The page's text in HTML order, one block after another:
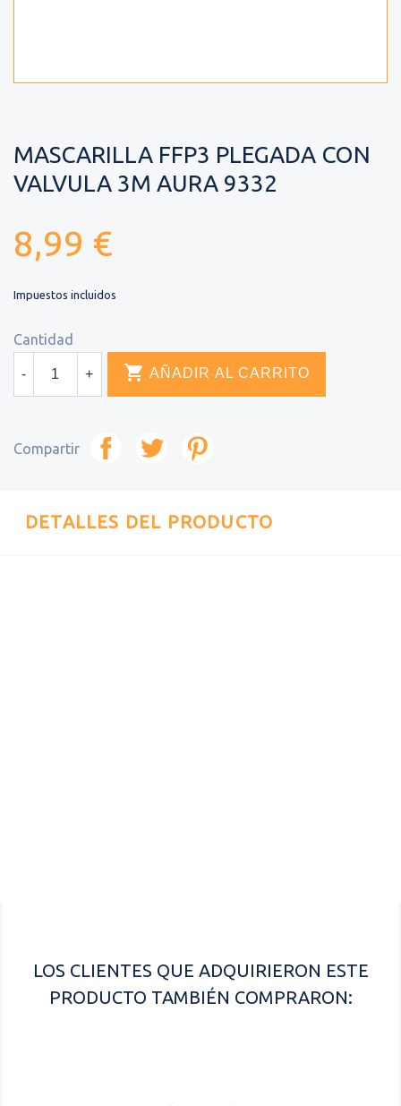
MASCARILLA FFP3 PLEGADA CON
VALVULA 3M AURA 9332
8,99 €
Impuestos incluidos
Cantidad
- +  AÑADIR AL CARRITO
Compartir
DETALLES DEL PRODUCTO
LOS CLIENTES QUE ADQUIRIERON ESTE
PRODUCTO TAMBIÉN COMPRARON: